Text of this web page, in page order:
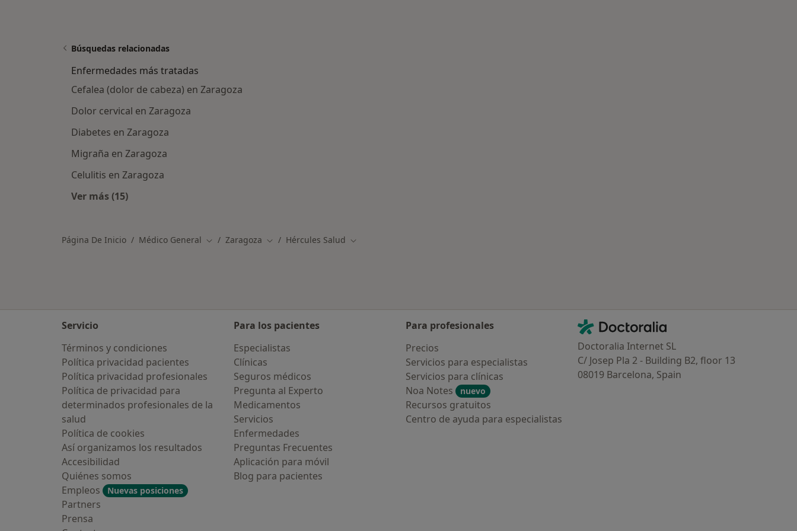
Búsquedas relacionadas
Enfermedades más tratadas
Cefalea (dolor de cabeza) en Zaragoza
Dolor cervical en Zaragoza
Diabetes en Zaragoza
Migraña en Zaragoza
Celulitis en Zaragoza
Ver más (15)
Página De Inicio Médico General Cambiar de ciudad
Zaragoza Cambiar de ciudad
Hércules Salud Cambiar de ciudad
Servicio
Términos y condiciones
Política privacidad pacientes
Política privacidad profesionales
Política de privacidad para
determinados profesionales de la
salud
Política de cookies
Así organizamos los resultados
Accesibilidad
Quiénes somos
Empleos
Nuevas posiciones
Partners
Prensa
Para los pacientes
Especialistas
Clínicas
Seguros médicos
Pregunta al Experto
Medicamentos
Servicios
Enfermedades
Preguntas Frecuentes
Aplicación para móvil
Blog para pacientes
Para profesionales
Precios
Servicios para especialistas
Servicios para clínicas
Noa Notes
nuevo
Recursos gratuitos
Centro de ayuda para especialistas
Contacto
Doctoralia - Página de inicio
Doctoralia Internet SL
C/ Josep Pla 2 - Building B2, floor 13
08019 Barcelona, Spain